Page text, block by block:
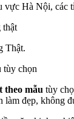
vực Hà Nội, các
Thật.
theo mẫu tùy
làm đẹp, không